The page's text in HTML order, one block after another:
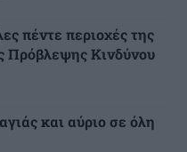
πέντε περιοχές της
Πρόβλεψης Κινδύνου
και αύριο σε όλη